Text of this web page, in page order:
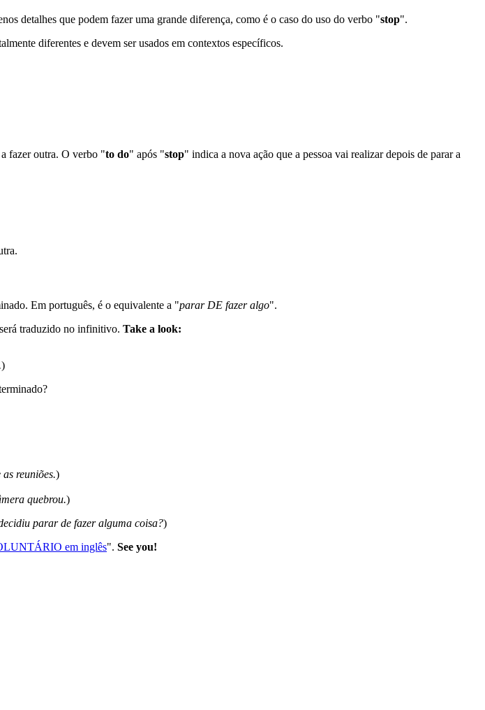
detalhes que podem fazer uma grande diferença, como é o caso do uso do verbo "stop".
diferentes e devem ser usados em contextos específicos.
fazer outra. O verbo "to do" após "stop" indica a nova ação que a pessoa vai realizar depois de parar a
Em português, é o equivalente a "parar DE fazer algo".
traduzido no infinitivo. Take a look:
)
reuniões.)
quebrou.)
parar de fazer alguma coisa?)
em inglês". See you!